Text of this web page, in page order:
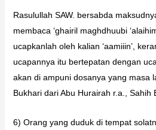
Rasulullah SAW. bersabda
membaca ‘ghairil maghdhuubi
ucapkanlah oleh kalian ‘aamiiin’,
ucapannya itu bertepatan dengan
akan di ampuni dosanya yang masa
Bukhari dari Abu Hurairah r.a., Sahih
6) Orang yang duduk di tempat